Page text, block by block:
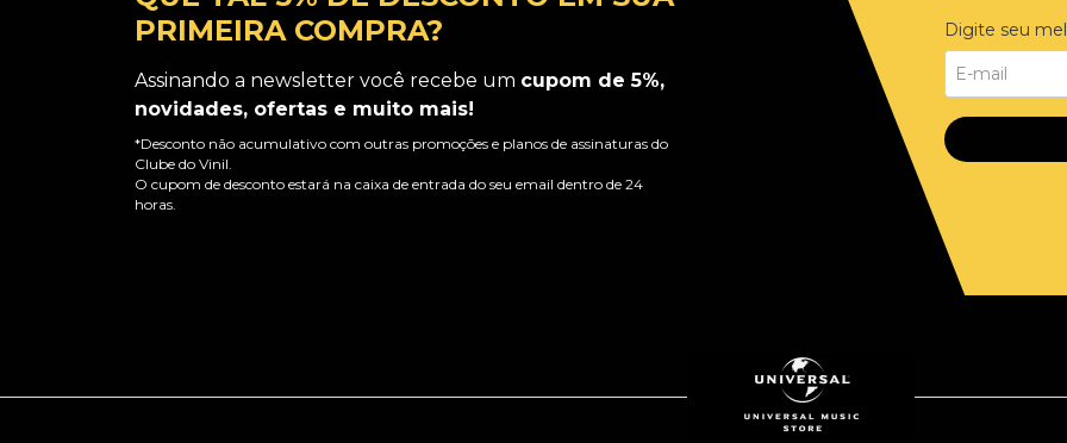
PRIMEIRA COMPRA?
Assinando a newsletter você recebe um cupom de 5%,
novidades, ofertas e muito mais!
*Desconto não acumulativo com outras promoções e planos de assinaturas do
Clube do Vinil.
O cupom de desconto estará na caixa de entrada do seu email dentro de 24
horas.
Digite seu